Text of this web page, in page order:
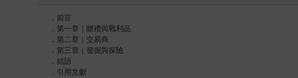
．前言
．第一章｜贈禮與戰利品
．第二章｜交易商
．第三章｜發掘與探險
．結語
．引用文獻